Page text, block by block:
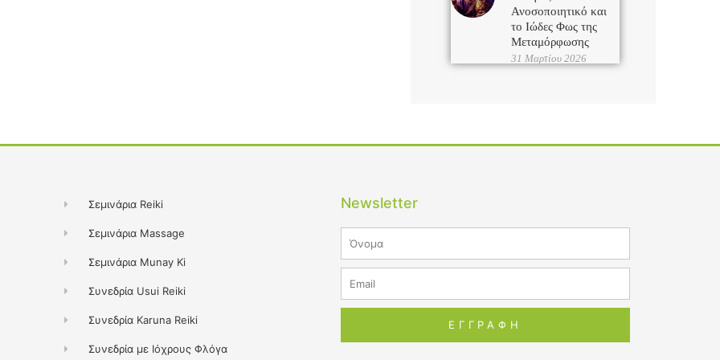
Ανοσοποιητικό και
το Ιώδες Φως της
Μεταμόρφωσης
31 Μαρτίου 2026
Σεμινάρια Reiki
Σεμινάρια Massage
Σεμινάρια Munay Ki
Συνεδρία Usui Reiki
Συνεδρία Karuna Reiki
Συνεδρία με Ιόχρους Φλόγα
Newsletter
Name
Email
ΕΓΓΡΑΦΗ